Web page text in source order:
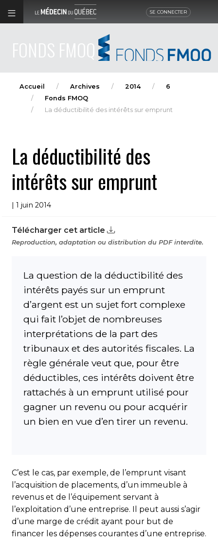
SE CONNECTER
FONDS FMOQ
Accueil Archives 2014
6
Fonds FMOQ
La déductibilité des intérêts sur emprunt
La déductibilité des
intérêts sur emprunt
| 1 juin 2014
Télécharger cet article
Reproduction, adaptation ou distribution du PDF interdite.
La question de la déductibilité des
intérêts payés sur un emprunt
d’argent est un sujet fort complexe
qui fait l’objet de nombreuses
interprétations de la part des
tribunaux et des autorités fiscales. La
règle générale veut que, pour être
déductibles, ces inté­rêts doivent être
rattachés à un emprunt utilisé pour
gagner un revenu ou pour acquérir
un bien en vue d’en tirer un revenu.
C’est le cas, par exemple, de l’emprunt visant
l’acquisition de placements, d’un immeuble à
revenus et de l’équipement servant à
l’exploitation d’une entreprise. Il peut aussi s’agir
d’une marge de crédit ayant pour but de
financer les dépenses courantes d’une entreprise.